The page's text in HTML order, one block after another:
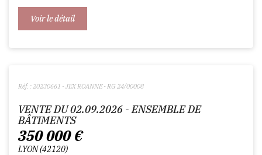
Voir le détail
VENTE DU 02.09.2026 - ENSEMBLE DE
BÂTIMENTS
350 000 €
LYON 42120
Réf. : 20230661 - JEX ROANNE - RG 24/00008